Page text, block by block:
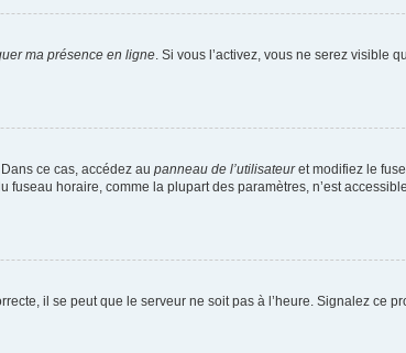
ma présence en ligne. Si vous l’activez, vous ne serez visible
ce cas, accédez au panneau de l’utilisateuret modifiez le
horaire, comme la plupart des paramètres, n’est
il se peut que le serveur ne soit pas à l’heure. Signalez ce